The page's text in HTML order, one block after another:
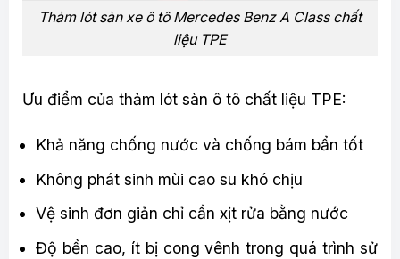
Thảm lót sàn xe ô tô Mercedes Benz A Class chất
liệu TPE
Ưu điểm của thảm lót sàn ô tô chất liệu TPE:
Khả năng chống nước và chống bám bẩn tốt
Không phát sinh mùi cao su khó chịu
Vệ sinh đơn giản chỉ cần xịt rửa bằng nước
Độ bền cao, ít bị cong vênh trong quá trình sử